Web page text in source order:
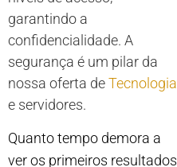
garantindo a
confidencialidade. A
segurança é um pilar da
nossa oferta deTecnologia
e servidores.
Quanto tempo demora a
ver os primeiros resultados